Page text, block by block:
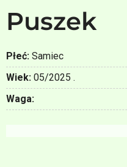
Puszek
Płeć:Samiec
Wiek:05/2025 .
Waga: